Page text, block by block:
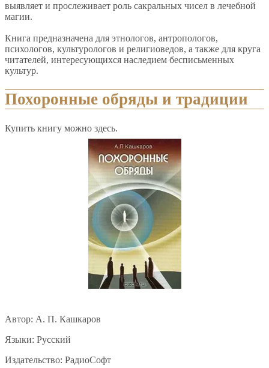
выявляет и прослеживает роль сакральных чисел в лечебной
магии.
Книга предназначена для этнологов, антропологов,
психологов, культурологов и религиоведов, а также для круга
читателей, интересующихся наследием бесписьменных
культур.
Похоронные обряды и традиции
Купить книгу можно здесь.
Автор: А. П. Кашкаров
Языки: Русский
Издательство: РадиоСофт